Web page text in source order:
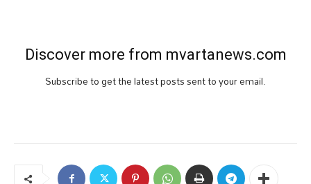
Discover more from mvartanews.com
Subscribe to get the latest posts sent to your email.